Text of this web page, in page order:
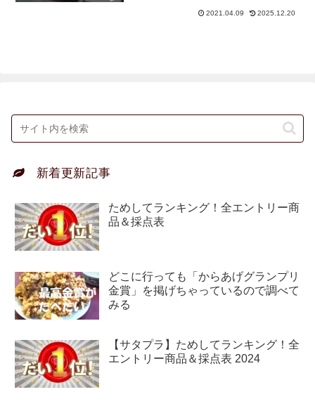
2021.04.09 2025.12.20
新着更新記事
ためしてランキング！全エントリー商
品＆採点表
どこに行っても「からあげグランプリ
金賞」を掲げちゃっているので調べて
みる
【サタプラ】ためしてランキング！全
エントリー商品＆採点表 2024